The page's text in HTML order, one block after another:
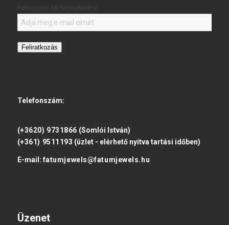
Feliratkozás
Telefonszám:
(+3620) 9731866 (Somlói István)
(+361) 9511193 (üzlet - elérhető nyitva tartási időben)
E-mail: fatumjewels@fatumjewels.hu
Üzenet